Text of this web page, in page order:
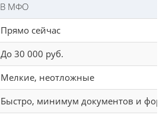
В МФО
Прямо сейчас
До 30 000 руб.
Мелкие, неотложные
Быстро, минимум документов и